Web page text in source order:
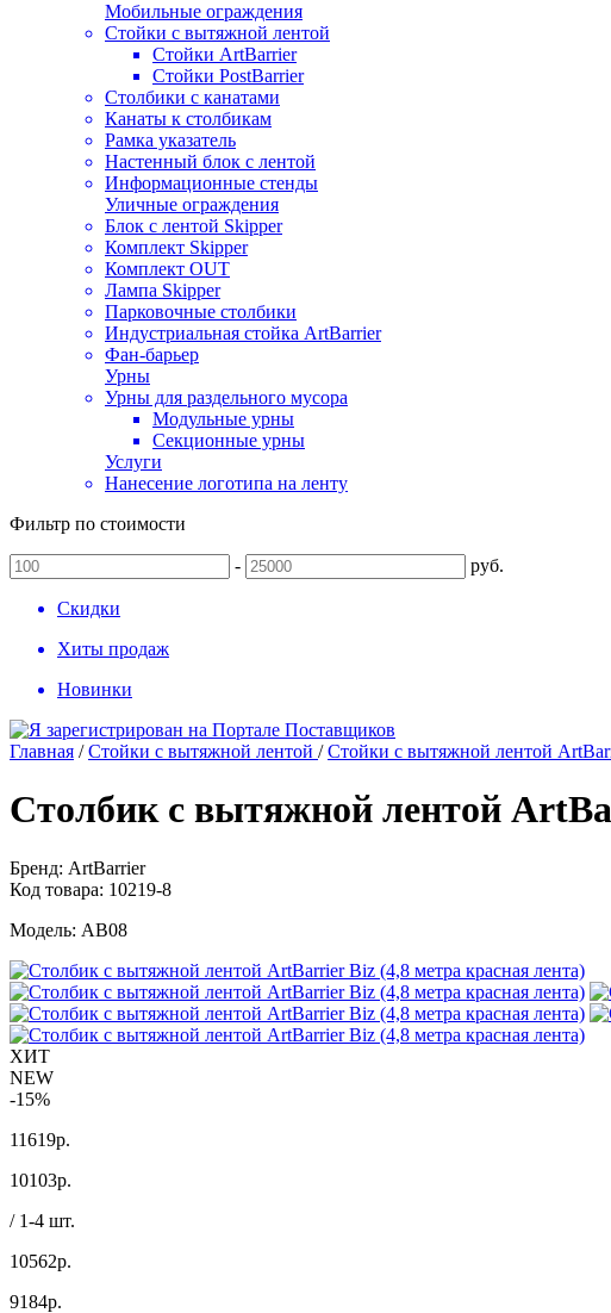
Мобильные ограждения
Стойки с вытяжной лентой
Стойки ArtBarrier
Стойки PostBarrier
Столбики с канатами
Канаты к столбикам
Рамка указатель
Настенный блок с лентой
Информационные стенды
Уличные ограждения
Блок с лентой Skipper
Комплект Skipper
Комплект OUT
Лампа Skipper
Парковочные столбики
Индустриальная стойка ArtBarrier
Фан-барьер
Урны
Урны для раздельного мусора
Модульные урны
Секционные урны
Услуги
Нанесение логотипа на ленту
Фильтр по стоимости
- руб.
Скидки
Хиты продаж
Новинки
Главная /Стойки с вытяжной лентой /Стойки с вытяжной лентой
Столбик с вытяжной лентой
Бренд: ArtBarrier
Код товара: 10219-8
Модель: AB08
ХИТ
NEW
-15%
11619р.
10103р.
/ 1-4 шт.
10562р.
9184р.